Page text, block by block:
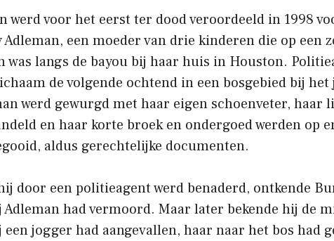
werd voor het eerst ter dood veroordeeld in 1998
Adleman, een moeder van drie kinderen die op een
was langs de bayou bij haar huis in Houston.
de volgende ochtend in een bosgebied bij
werd gewurgd met haar eigen schoenveter, haar
en haar korte broek en ondergoed werden op
aldus gerechtelijke documenten.
door een politieagent werd benaderd, ontkende
Adleman had vermoord. Maar later bekende hij de
een jogger had aangevallen, haar naar het bos had